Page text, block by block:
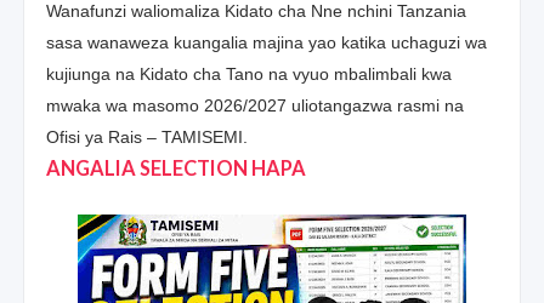
Wanafunzi waliomaliza Kidato cha Nne nchini Tanzania
sasa wanaweza kuangalia majina yao katika uchaguzi wa
kujiunga na Kidato cha Tano na vyuo mbalimbali kwa
mwaka wa masomo 2026/2027 uliotangazwa rasmi na
Ofisi ya Rais – TAMISEMI.
ANGALIA SELECTION HAPA